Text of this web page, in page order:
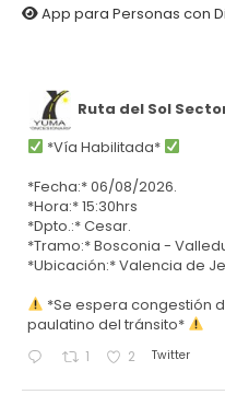
App para Personas con
Ruta del Sol
*Vía Habilitada*
*Fecha:* 06/08/2026.
*Hora:* 15:30hrs
*Dpto.:* Cesar.
*Tramo:* Bosconia -
*Ubicación:* Valencia de
*Se espera congestión
paulatino del tránsito*
1 2 Twitter